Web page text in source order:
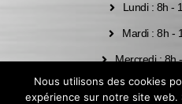
Lundi : 8h -
Mardi : 8h -
Mercredi : 8h
Jeudi : 8h -
Nous utilisons des cookies
expérience sur notre site web.